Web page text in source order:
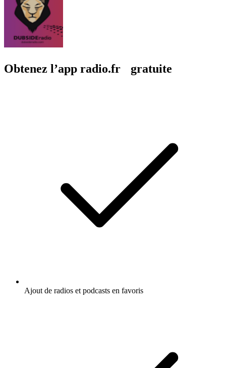
Obtenez l’app radio.fr gratuite
Ajout de radios et podcasts en favoris